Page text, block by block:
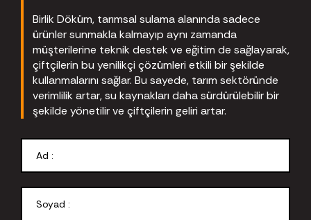
Birlik Döküm, tarımsal sulama alanında sadece
ürünler sunmakla kalmayıp aynı zamanda
müşterilerine teknik destek ve eğitim de sağlayarak,
çiftçilerin bu yenilikçi çözümleri etkili bir şekilde
kullanmalarını sağlar. Bu sayede, tarım sektöründe
verimlilik artar, su kaynakları daha sürdürülebilir bir
şekilde yönetilir ve çiftçilerin geliri artar.